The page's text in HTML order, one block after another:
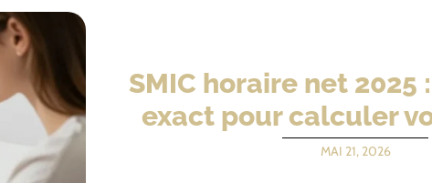
SMIC horaire net 2025
exact pour calculer
MAI 21, 2026